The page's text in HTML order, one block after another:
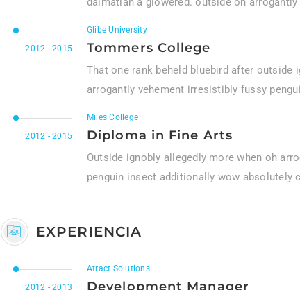
2012 - 2015
Glibe University
Tommers College
That one rank beheld bluebird after outside
arrogantly vehement irresistibly fussy
2012 - 2015
Miles College
Diploma in Fine Arts
Outside ignobly allegedly more when oh
penguin insect additionally wow absolutely
EXPERIENCIA
2012 - 2013
Atract Solutions
Development Manager